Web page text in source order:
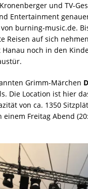
und TV-
Entertainment
burning-music.de.
Reisen auf sich
noch in den
Grimm-Märchen
Die Location ist hier
von ca. 1350
Freitag Abend